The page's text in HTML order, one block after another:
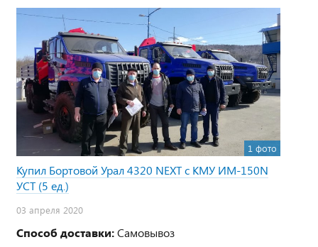
1 фото
Купил Бортовой Урал 4320 NEXT с КМУ ИМ-150N
УСТ (5 ед.)
03 апреля 2020
Способ доставки:Самовывоз